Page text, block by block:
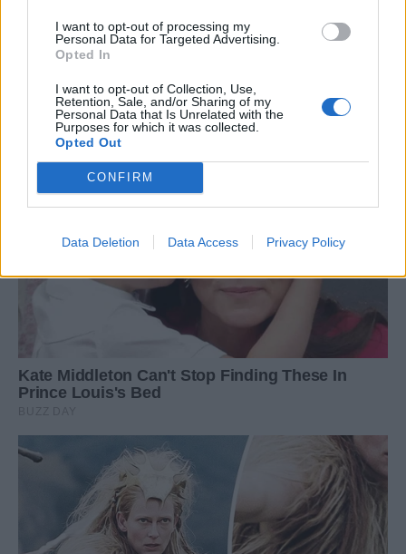
I want to opt-out of processing my
Personal Data for Targeted Advertising.
Opted In
I want to opt-out of Collection, Use,
Retention, Sale, and/or Sharing of my
Personal Data that Is Unrelated with the
Purposes for which it was collected.
Opted Out
CONFIRM
Data Deletion Data Access Privacy Policy